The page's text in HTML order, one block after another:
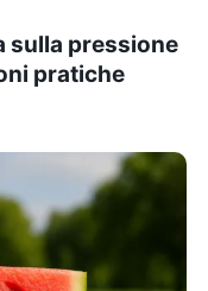
sulla pressione
pratiche